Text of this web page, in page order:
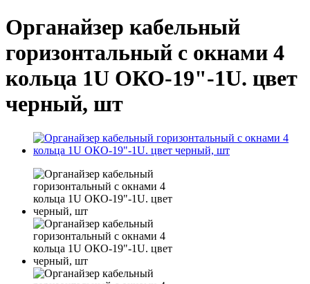
Органайзер кабельный
горизонтальный с окнами 4
кольца 1U ОКО-19"-1U. цвет
черный, шт